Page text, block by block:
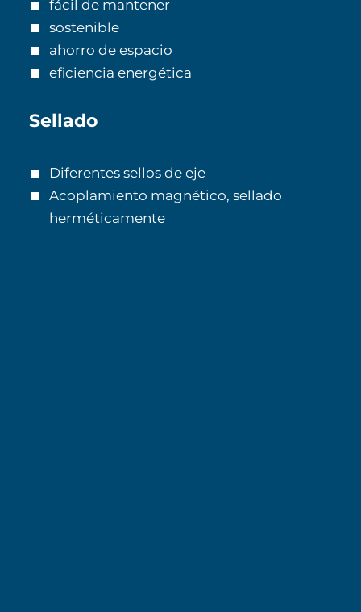
fácil de mantener
sostenible
ahorro de espacio
eficiencia energética
Sellado
Diferentes sellos de eje
Acoplamiento magnético, sellado
herméticamente